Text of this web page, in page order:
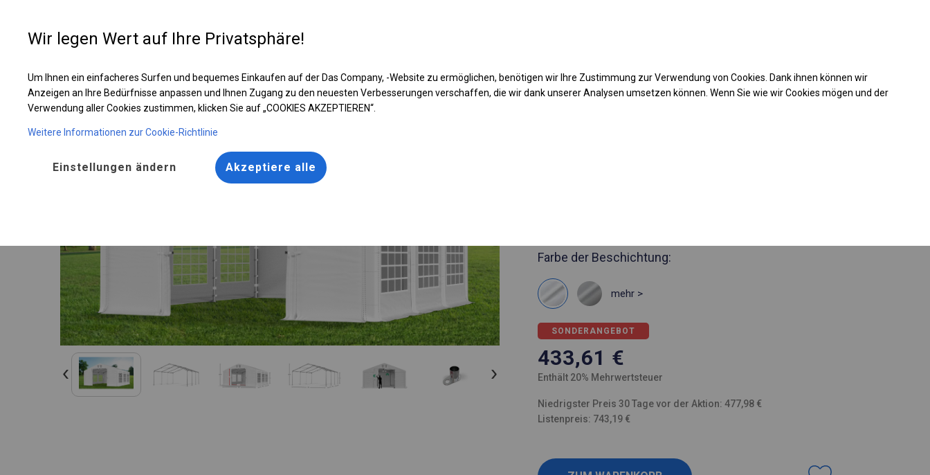
Entwerfen Sie Ihr Zelt
Solides Partyzelt | 3x6 m Laden Sie das PDF -Angebot herunter
Farbe der Beschichtung:
mehr >
SONDERANGEBOT
433,61 €
Enthält 20% Mehrwertsteuer
Niedrigster Preis 30 Tage vor der Aktion: 477,98 €
Listenpreis: 743,19 €
Wir legen Wert auf Ihre Privatsphäre!
Um Ihnen ein einfacheres Surfen und bequemes Einkaufen auf der Das Company, -Website zu ermöglichen, benötigen wir Ihre Zustimmung zur Verwendung von Cookies. Dank ihnen können wir
Anzeigen an Ihre Bedürfnisse anpassen und Ihnen Zugang zu den neuesten Verbesserungen verschaffen, die wir dank unserer Analysen umsetzen können. Wenn Sie wie wir Cookies mögen und der
Verwendung aller Cookies zustimmen, klicken Sie auf „COOKIES AKZEPTIEREN“.
Weitere Informationen zur Cookie-Richtlinie
Einstellungen ändern Akzeptiere alle